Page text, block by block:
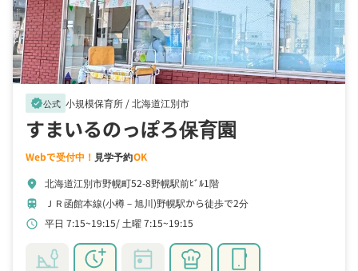
verified公式 小規模保育所 /北海道江別市
すまいるのっぽろ保育園
Webで受付中！ 見学予約OK
location_on 北海道江別市野幌町52-8野幌駅前ﾋﾞﾙ1階
train ＪＲ函館本線(小樽－旭川)野幌駅から徒歩で2分
schedule 平日 7:15~19:15 土曜 7:15~19:15